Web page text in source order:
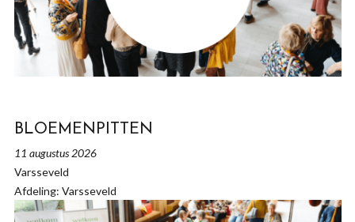
BLOEMENPITTEN
11 augustus 2026
Varsseveld
Afdeling: Varsseveld